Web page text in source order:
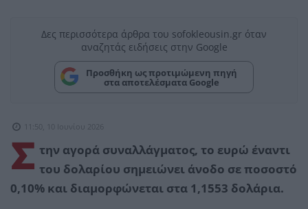
Δες περισσότερα άρθρα του sofokleousin.gr όταν
αναζητάς ειδήσεις στην Google
Προσθήκη ως προτιμώμενη πηγή
στα αποτελέσματα Google
11:50, 10 Ιουνίου 2026
Σ την αγορά συναλλάγματος, το ευρώ έναντι
του δολαρίου σημειώνει άνοδο σε ποσοστό
0,10% και διαμορφώνεται στα 1,1553 δολάρια.